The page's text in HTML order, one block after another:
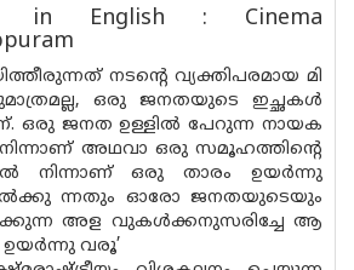
in English : Cinema
നടൻ്റെ വ്യക്തിപരമായ മി
ഒരു ജനതയുടെ ഇച്ഛകൾ
ഒരു ജനത ഉള്ളിൽ പേറുന്ന നായക
അഥവാ ഒരു സമൂഹത്തിൻ്റെ
നിന്നാണ് ഒരു താരം ഉയർന്നു
ന്നതും ഓരോ ജനതയുടെയും
അള വുകൾക്കനുസരിച്ചേ ആ
ഉയർന്നു വരൂ’